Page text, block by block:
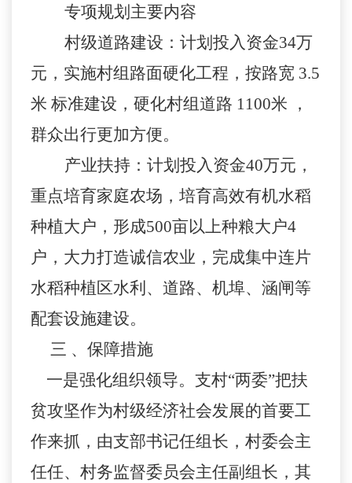
专项规划主要内容
村级道路建设：计划投入资金34万
元，实施村组路面硬化工程，按路宽 3.5
米 标准建设，硬化村组道路 1100米
，
群众出行更加方便。
产业扶持：计划投入资金40万元，
重点培育家庭农场，培育高效有机水稻
种植大户，形成500亩以上种粮大户4
户，大力打造诚信农业，完成集中连片
水稻种植区水利、道路、机埠、涵闸等
配套设施建设。
三 、保障措施
一是强化组织领导。支村“两委”把扶
贫攻坚作为村级经济社会发展的首要工
作来抓，由支部书记任组长，村委会主
任任、村务监督委员会主任副组长，其